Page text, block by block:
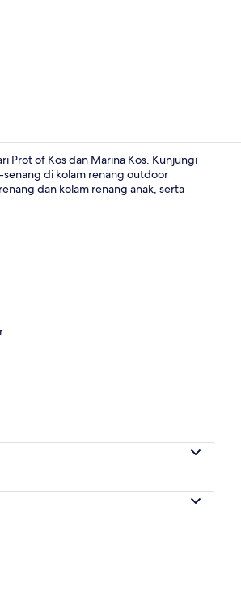
Brankas,
Prot of Kos dan Marina Kos. Kunjungi
di kolam renang outdoor
dan kolam renang anak, serta